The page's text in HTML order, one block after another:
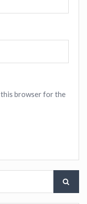
this browser for the